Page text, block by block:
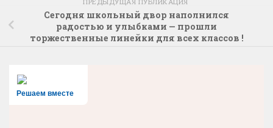
Сегодня школьный двор наполнился
радостью и улыбками — прошли
торжественные линейки для всех классов !
Решаем вместе